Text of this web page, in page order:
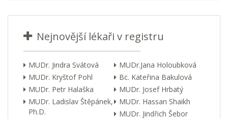
Nejnovější lékaři v registru
MUDr. Jindra Svátová
MUDr.Jana Holoubková
MUDr. Kryštof Pohl
Bc. Kateřina Bakulová
MUDr. Petr Halaška
MUDr. Josef Hrbatý
MUDr. Ladislav Štěpánek,
Ph.D.
MUDr. Hassan Shaikh
MUDr. Jindřich Šebor